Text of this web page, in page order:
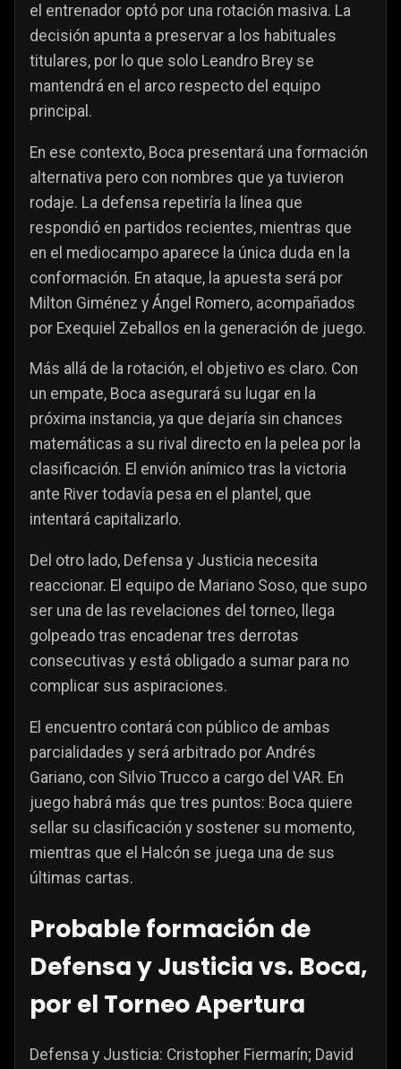
el entrenador optó por una rotación masiva. La
decisión apunta a preservar a los habituales
titulares, por lo que solo Leandro Brey se
mantendrá en el arco respecto del equipo
principal.
En ese contexto, Boca presentará una formación
alternativa pero con nombres que ya tuvieron
rodaje. La defensa repetiría la línea que
respondió en partidos recientes, mientras que
en el mediocampo aparece la única duda en la
conformación. En ataque, la apuesta será por
Milton Giménez y Ángel Romero, acompañados
por Exequiel Zeballos en la generación de juego.
Más allá de la rotación, el objetivo es claro. Con
un empate, Boca asegurará su lugar en la
próxima instancia, ya que dejaría sin chances
matemáticas a su rival directo en la pelea por la
clasificación. El envión anímico tras la victoria
ante River todavía pesa en el plantel, que
intentará capitalizarlo.
Del otro lado, Defensa y Justicia necesita
reaccionar. El equipo de Mariano Soso, que supo
ser una de las revelaciones del torneo, llega
golpeado tras encadenar tres derrotas
consecutivas y está obligado a sumar para no
complicar sus aspiraciones.
El encuentro contará con público de ambas
parcialidades y será arbitrado por Andrés
Gariano, con Silvio Trucco a cargo del VAR. En
juego habrá más que tres puntos: Boca quiere
sellar su clasificación y sostener su momento,
mientras que el Halcón se juega una de sus
últimas cartas.
Probable formación de
Defensa y Justicia vs. Boca,
por el Torneo Apertura
Defensa y Justicia: Cristopher Fiermarín; David